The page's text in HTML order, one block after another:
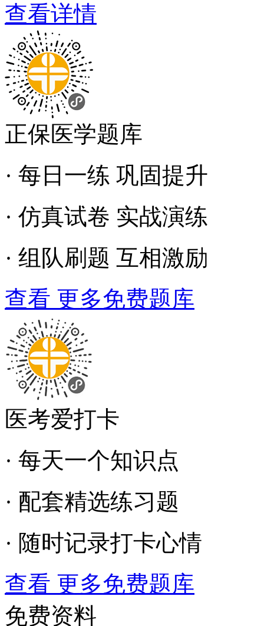
查看详情
正保医学题库
· 每日一练 巩固提升
· 仿真试卷 实战演练
· 组队刷题 互相激励
查看 更多免费题库
医考爱打卡
· 每天一个知识点
· 配套精选练习题
· 随时记录打卡心情
查看 更多免费题库
免费资料